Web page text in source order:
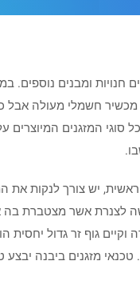
חנויות ומבנים
חשמלי מעולה אבל
המזגנים
יש צורך לנקות
לצנרת אשר מצטברת בה
וקיים גוף זר גדול
מזגנים ביבנה יבצע